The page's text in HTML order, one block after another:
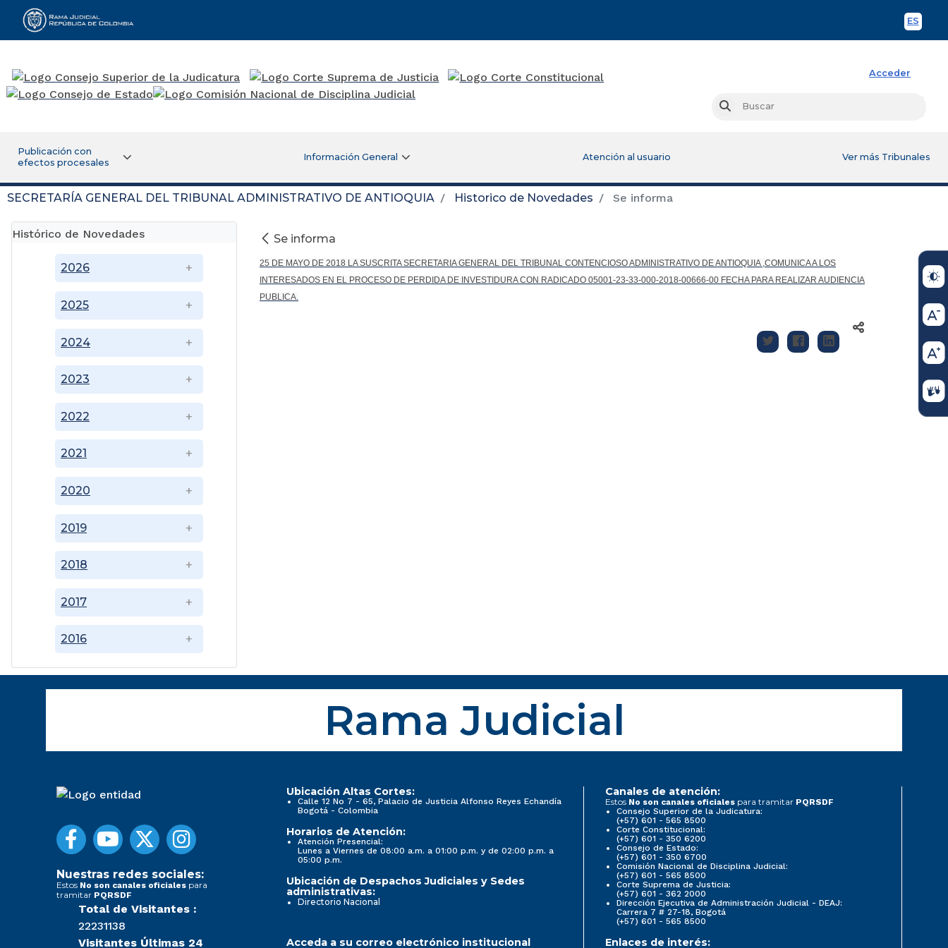
ES
Rama Judicial
Acceder
Buscar
Publicación con
efectos procesales
Información General Atención al usuario Ver más Tribunales
SECRETARÍA GENERAL DEL TRIBUNAL ADMINISTRATIVO DE ANTIOQUIA Historico de Novedades Se informa
Histórico de Novedades
2016
2017
2018
2019
2020
2021
2022
2023
2024
2025
2026
Se informa
25 DE MAYO DE 2018 LA SUSCRITA SECRETARIA GENERAL DEL TRIBUNAL CONTENCIOSO ADMINISTRATIVO DE ANTIOQUIA ,COMUNICA A LOS
INTERESADOS EN EL PROCESO DE PERDIDA DE INVESTIDURA CON RADICADO 05001-23-33-000-2018-00666-00 FECHA PARA REALIZAR AUDIENCIA
PUBLICA.
Rama Judicial
Nuestras redes sociales:
Estos No son canales oficiales para
tramitar PQRSDF
Total de Visitantes :
22231138
Visitantes Últimas 24
Ubicación Altas Cortes:
Calle 12 No 7 - 65, Palacio de Justicia Alfonso Reyes Echandía
Bogotá - Colombia
Horarios de Atención:
Atención Presencial:
Lunes a Viernes de 08:00 a.m. a 01:00 p.m. y de 02:00 p.m. a
05:00 p.m.
Ubicación de Despachos Judiciales y Sedes
administrativas:
Directorio Nacional
Canales de atención:
Estos No son canales oficiales para tramitar PQRSDF
Consejo Superior de la Judicatura:
(+57) 601 - 565 8500
Corte Constitucional:
(+57) 601 - 350 6200
Consejo de Estado:
(+57) 601 - 350 6700
Comisión Nacional de Disciplina Judicial:
(+57) 601 - 565 8500
Corte Suprema de Justicia:
(+57) 601 - 362 2000
Dirección Ejecutiva de Administración Judicial - DEAJ:
Carrera 7 # 27-18, Bogotá
(+57) 601 - 565 8500
Acceda a su correo electrónico institucional Enlaces de interés: